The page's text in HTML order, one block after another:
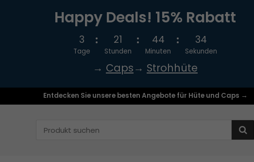
Happy Deals! 15% Rabatt
3
Tage
21
Stunden
44
Minuten
34
Sekunden
→ Caps→ Strohhüte
Entdecken Sie unsere besten Angebote für Hüte und Caps →